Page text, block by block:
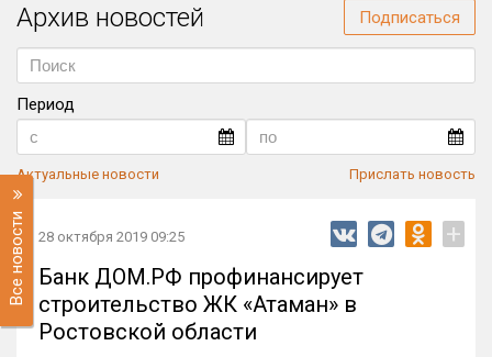
Регион
Архив новостей Подписаться
Период
Актуальные новости Прислать новость
Все новости 28 октября 2019 09:25 +
Банк ДОМ.РФ профинансирует
строительство ЖК «Атаман» в
Ростовской области